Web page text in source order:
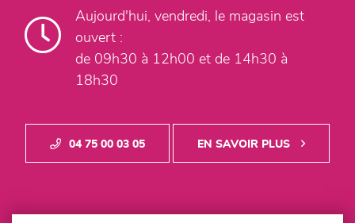
Aujourd'hui, vendredi, le magasin est
ouvert :
de 09h30 à 12h00 et de 14h30 à
18h30
04 75 00 03 05 EN SAVOIR PLUS